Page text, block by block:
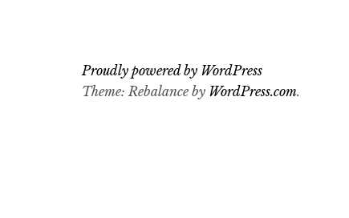
Proudly powered by WordPress
Theme: Rebalance by WordPress.com.